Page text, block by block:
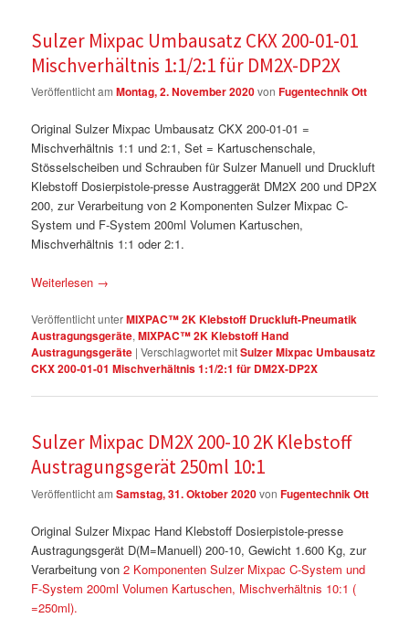
Sulzer Mixpac Umbausatz CKX 200-01-01
Mischverhältnis 1:1/2:1 für DM2X-DP2X
Veröffentlicht amMontag, 2. November 2020vonFugentechnik Ott
Original Sulzer Mixpac Umbausatz CKX 200-01-01 =
Mischverhältnis 1:1 und 2:1, Set = Kartuschenschale,
Stösselscheiben und Schrauben für Sulzer Manuell und Druckluft
Klebstoff Dosierpistole-presse Austraggerät DM2X 200 und DP2X
200, zur Verarbeitung von 2 Komponenten Sulzer Mixpac C-
System und F-System 200ml Volumen Kartuschen,
Mischverhältnis 1:1 oder 2:1.
Weiterlesen →
Veröffentlicht unterMIXPAC™ 2K Klebstoff Druckluft-Pneumatik
Austragungsgeräte,MIXPAC™ 2K Klebstoff Hand
Austragungsgeräte |Verschlagwortet mitSulzer Mixpac Umbausatz
CKX 200-01-01 Mischverhältnis 1:1/2:1 für DM2X-DP2X
Sulzer Mixpac DM2X 200-10 2K Klebstoff
Austragungsgerät 250ml 10:1
Veröffentlicht amSamstag, 31. Oktober 2020vonFugentechnik Ott
Original Sulzer Mixpac Hand Klebstoff Dosierpistole-presse
Austragungsgerät D(M=Manuell) 200-10, Gewicht 1.600 Kg, zur
Verarbeitung von2 Komponenten Sulzer Mixpac C-System und
F-System 200ml Volumen Kartuschen, Mischverhältnis 10:1 (
=250ml).